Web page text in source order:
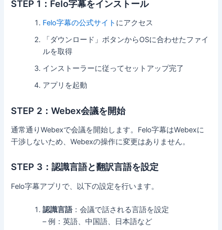
STEP 1：Felo字幕をインストール
Felo字幕の公式サイト にアクセス
「ダウンロード」ボタンからOSに合わせたファイ
ルを取得
インストーラーに従ってセットアップ完了
アプリを起動
STEP 2：Webex会議を開始
通常通りWebexで会議を開始します。Felo字幕はWebexに
干渉しないため、Webexの操作に変更はありません。
STEP 3：認識言語と翻訳言語を設定
Felo字幕アプリで、以下の設定を行います。
認識言語：会議で話される言語を設定
– 例：英語、中国語、日本語など